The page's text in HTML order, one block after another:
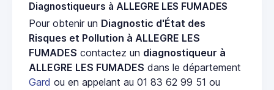
Diagnostiqueurs à ALLEGRE LES FUMADES
Pour obtenir un Diagnostic d'État des
Risques et Pollution à ALLEGRE LES
FUMADES contactez un diagnostiqueur à
ALLEGRE LES FUMADES dans le département
Gard ou en appelant au 01 83 62 99 51 ou